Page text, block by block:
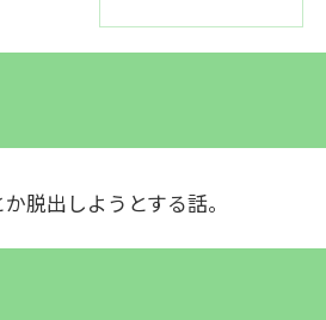
脱出しようとする話。